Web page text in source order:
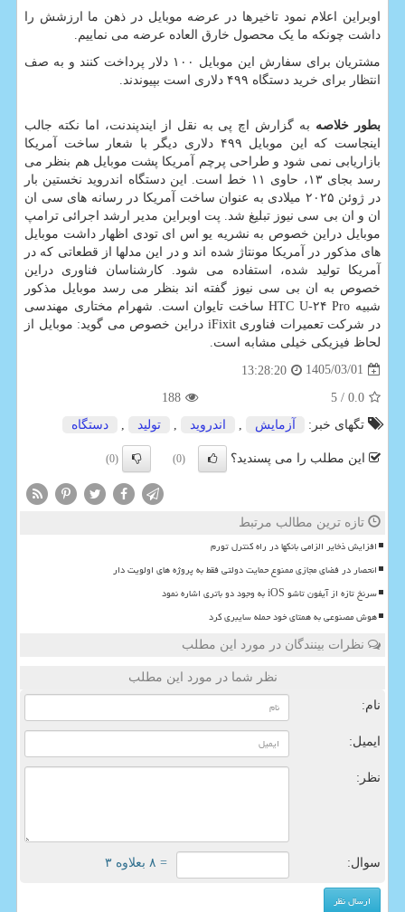
اوبراین اعلام نمود تاخیرها در عرضه موبایل در ذهن ما ارزشش را
داشت چونکه ما یک محصول خارق العاده عرضه می نماییم.
مشتریان برای سفارش این موبایل ۱۰۰ دلار پرداخت کنند و به صف
انتظار برای خرید دستگاه ۴۹۹ دلاری است بپیوندند.
بطور خلاصه به گزارش اچ پی به نقل از ایندپندنت، اما نکته جالب
اینجاست که این موبایل ۴۹۹ دلاری دیگر با شعار ساخت آمریکا
بازاریابی نمی شود و طراحی پرچم آمریکا پشت موبایل هم بنظر می
رسد بجای ۱۳، حاوی ۱۱ خط است. این دستگاه اندروید نخستین بار
در ژوئن ۲۰۲۵ میلادی به عنوان ساخت آمریکا در رسانه های سی ان
ان و ان بی سی نیوز تبلیغ شد. پت اوبراین مدیر ارشد اجرائی ترامپ
موبایل دراین خصوص به نشریه یو اس ای تودی اظهار داشت موبایل
های مذکور در آمریکا مونتاژ شده اند و در این مدلها از قطعاتی که در
آمریکا تولید شده، استفاده می شود. کارشناسان فناوری دراین
خصوص به ان بی سی نیوز گفته اند بنظر می رسد موبایل مذکور
شبیه HTC U-۲۴ Pro ساخت تایوان است. شهرام مختاری مهندسی
در شرکت تعمیرات فناوری iFixit دراین خصوص می گوید: موبایل از
لحاظ فیزیکی خیلی مشابه است.
1405/03/01
13:28:20
0.0
/ 5
188
تگهای خبر:
آزمایش , اندروید , تولید , دستگاه
این مطلب را می پسندید؟ (0)
(0)
تازه ترین مطالب مرتبط
افزایش ذخایر الزامی بانکها در راه کنترل تورم
انحصار در فضای مجازی ممنوع حمایت دولتی فقط به پروژه های اولویت دار
سرنخ تازه از آیفون تاشو iOS به وجود دو باتری اشاره نمود
هوش مصنوعی به همتای خود حمله سایبری کرد
نظرات بینندگان در مورد این مطلب
نظر شما در مورد این مطلب
نام:
ایمیل:
نظر:
سوال: = ۸ بعلاوه ۳